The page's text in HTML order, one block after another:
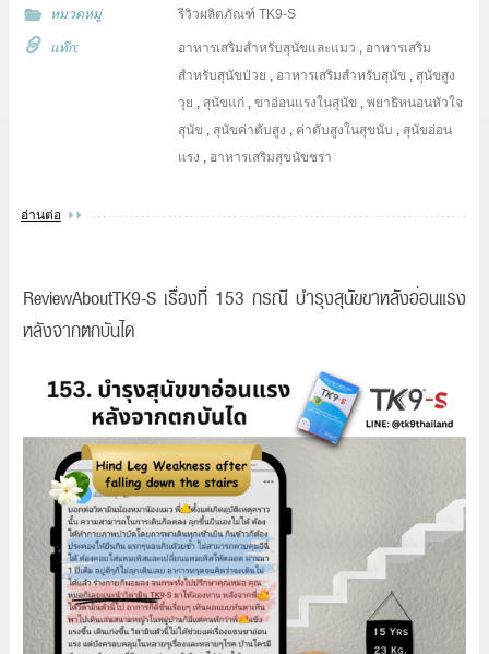
หมวดหมู่ รีวิวผลิตภัณฑ์ TK9-S
แท๊ก: อาหารเสริมสำหรับสุนัขและแมว , อาหารเสริม
สำหรับสุนัขป่วย , อาหารเสริมสำหรับสุนัข , สุนัขสูง
วุย , สุนัขแก่ ,ขาอ่อนแรงในสุนัข ,พยาธิหนอนหัวใจ
สุนัข , สุนัขค่าตับสูง , ค่าตับสูงในสุขนับ , สุนัขอ่อน
แรง , อาหารเสริมสุขนัขชรา
อ่านต่อ
ReviewAboutTK9-S เรื่องที่ 153 กรณี บำรุงสุนัขขาหลังอ่อนแรง
หลังจากตกบันได